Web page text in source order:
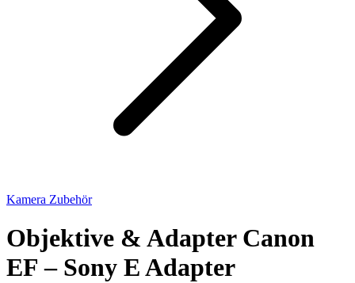
Kamera Zubehör
Objektive & Adapter Canon
EF – Sony E Adapter